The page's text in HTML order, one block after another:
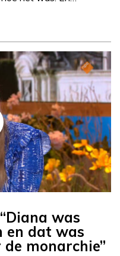
was
en dat was
monarchie”